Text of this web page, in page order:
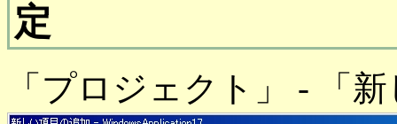
定
「プロジェクト」 - 「